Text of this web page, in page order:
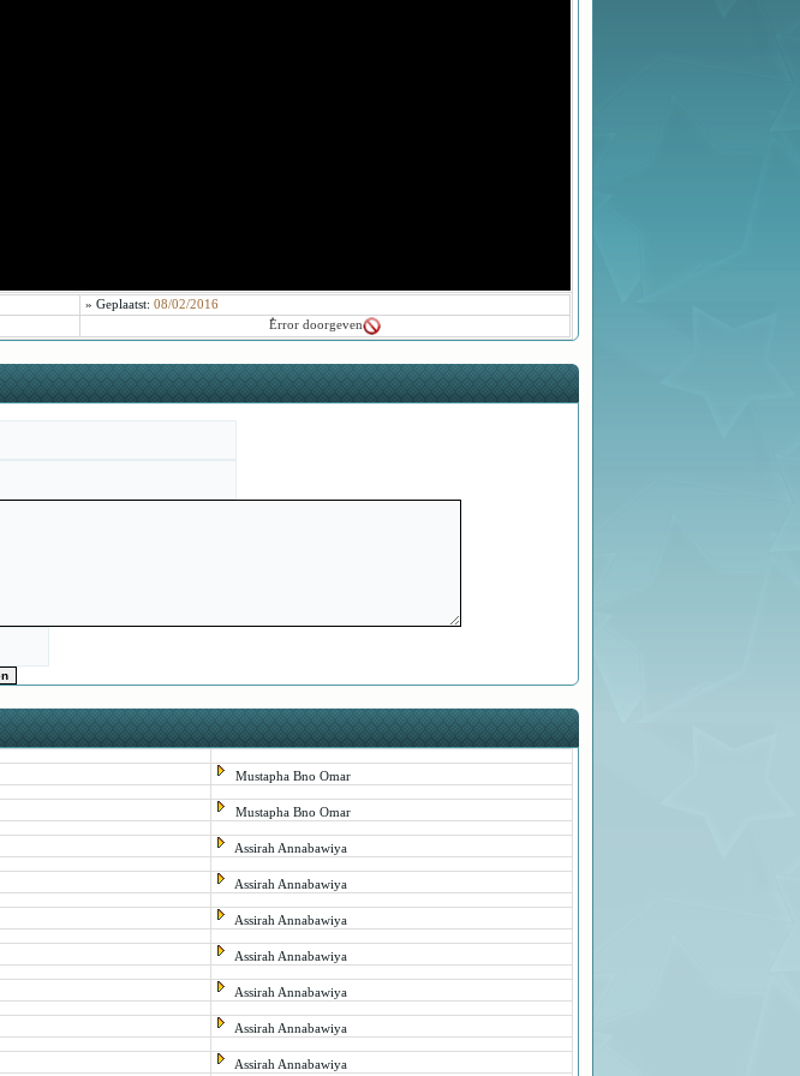
» Geplaatst: 08/02/2016
ُError doorgeven
Mustapha Bno Omar
Mustapha Bno Omar
Assirah Annabawiya
Assirah Annabawiya
Assirah Annabawiya
Assirah Annabawiya
Assirah Annabawiya
Assirah Annabawiya
Assirah Annabawiya